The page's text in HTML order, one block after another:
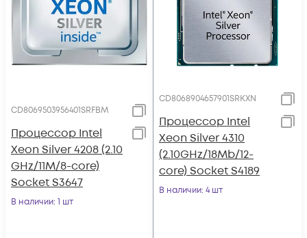
CD8069503956401SRFBM
Процессор Intel
Xeon Silver 4208 (2.10
GHz/11M/8-core)
Socket S3647
В наличии: 1 шт
CD8068904657901SRKXN
Процессор Intel
Xeon Silver 4310
(2.10GHz/18Mb/12-
core) Socket S4189
В наличии: 4 шт